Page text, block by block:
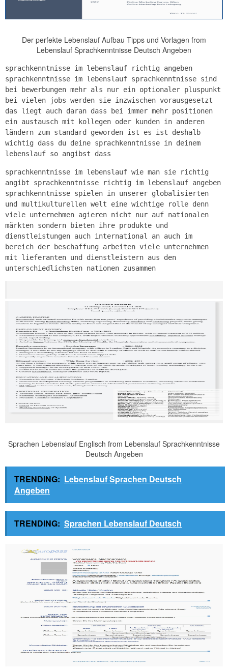
Der perfekte Lebenslauf Aufbau Tipps und Vorlagen from
Lebenslauf Sprachkenntnisse Deutsch Angeben
sprachkenntnisse im lebenslauf richtig angeben
sprachkenntnisse im lebenslauf sprachkenntnisse sind
bei bewerbungen mehr als nur ein optionaler pluspunkt
bei vielen jobs werden sie inzwischen vorausgesetzt
das liegt auch daran dass bei immer mehr positionen
ein austausch mit kollegen oder kunden in anderen
ländern zum standard geworden ist es ist deshalb
wichtig dass du deine sprachkenntnisse in deinem
lebenslauf so angibst dass
sprachkenntnisse im lebenslauf wie man sie richtig
angibt sprachkenntnisse richtig im lebenslauf angeben
sprachkenntnisse spielen in unserer globalisierten
und multikulturellen welt eine wichtige rolle denn
viele unternehmen agieren nicht nur auf nationalen
märkten sondern bieten ihre produkte und
dienstleistungen auch international an auch im
bereich der beschaffung arbeiten viele unternehmen
mit lieferanten und dienstleistern aus den
unterschiedlichsten nationen zusammen
Sprachen Lebenslauf Englisch from Lebenslauf Sprachkenntnisse
Deutsch Angeben
TRENDING: Lebenslauf Sprachen Deutsch
Angeben
TRENDING: Sprachen Lebenslauf Deutsch